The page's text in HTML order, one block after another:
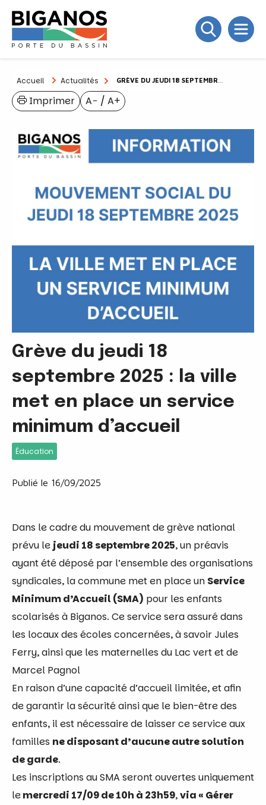
Accueil Actualités GRÈVE DU JEUDI 18 SEPTEMBRE 2025 : LA VILLE MET EN PLACE UN SERVICE MINIMUM D’ACCUEIL
A− / A+
Imprimer
Grève du jeudi 18
septembre 2025 : la ville
met en place un service
minimum d’accueil
Éducation
Publié le 16/09/2025
Dans le cadre du mouvement de grève national
prévu le jeudi 18 septembre 2025, un préavis
ayant été déposé par l’ensemble des organisations
syndicales, la commune met en place un Service
Minimum d’Accueil (SMA) pour les enfants
scolarisés à Biganos. Ce service sera assuré dans
les locaux des écoles concernées, à savoir Jules
Ferry, ainsi que les maternelles du Lac vert et de
Marcel Pagnol
En raison d’une capacité d’accueil limitée, et afin
de garantir la sécurité ainsi que le bien-être des
enfants, il est nécessaire de laisser ce service aux
familles ne disposant d’aucune autre solution
de garde.
Les inscriptions au SMA seront ouvertes uniquement
lemercredi 17/09 de 10h à 23h59,via « Gérer